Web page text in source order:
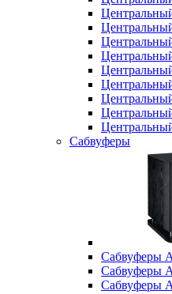
Сабвуферы
Сабвуферы
Сабвуферы
Сабвуферы